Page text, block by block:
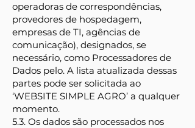
operadoras de correspondências,
provedores de hospedagem,
empresas de TI, agências de
comunicação), designados, se
necessário, como Processadores de
Dados pelo. A lista atualizada dessas
partes pode ser solicitada ao
‘WEBSITE SIMPLE AGRO’ a qualquer
momento.
5.3. Os dados são processados nos